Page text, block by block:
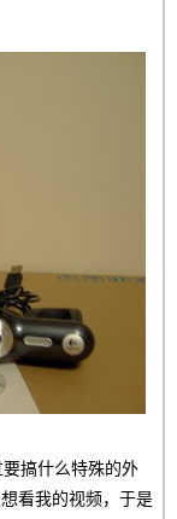
搞什么特殊的外
看我的视频，于是